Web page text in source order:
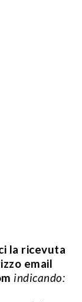
la ricevuta
email
indicando: